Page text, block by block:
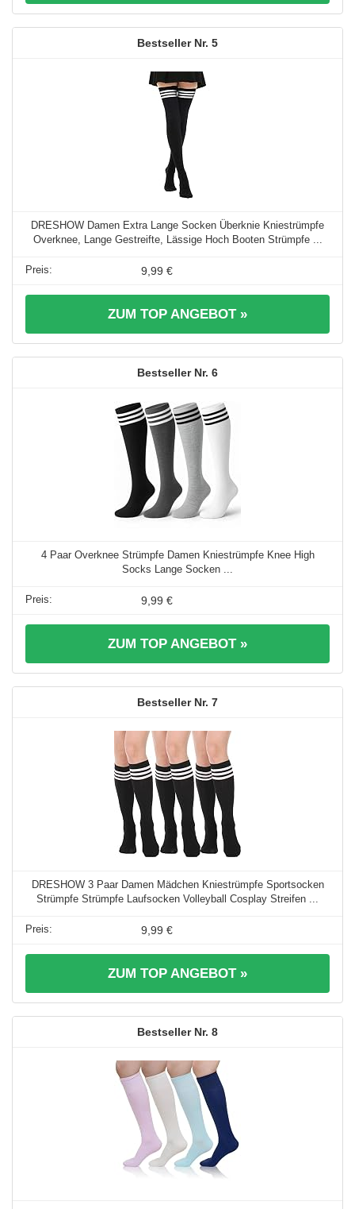
5
DRESHOW Damen Extra Lange Socken Überknie Kniestrümpfe
Overknee, Lange Gestreifte, Lässige Hoch Booten Strümpfe ...
9,99 €
ZUM TOP ANGEBOT »
6
4 Paar Overknee Strümpfe Damen Kniestrümpfe Knee High
Socks Lange Socken ...
9,99 €
ZUM TOP ANGEBOT »
7
DRESHOW 3 Paar Damen Mädchen Kniestrümpfe Sportsocken
Strümpfe Strümpfe Laufsocken Volleyball Cosplay Streifen ...
9,99 €
ZUM TOP ANGEBOT »
8